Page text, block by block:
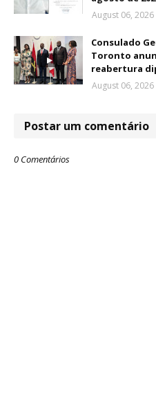
August 06, 2026
Consulado
Toronto
reabertura
August 06, 2026
Postar um comentário
0 Comentários